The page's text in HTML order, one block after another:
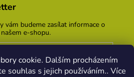
cookie. Dalším procházením
souhlas s jejich používáním.. Více
vám budeme zasílat informace o
e-shopu.
spodmínkami ochrany